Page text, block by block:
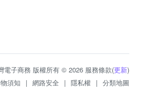
電子商務 版權所有 © 2026 服務條款(更新)
須知 | 網路安全 | 隱私權 | 分類地圖